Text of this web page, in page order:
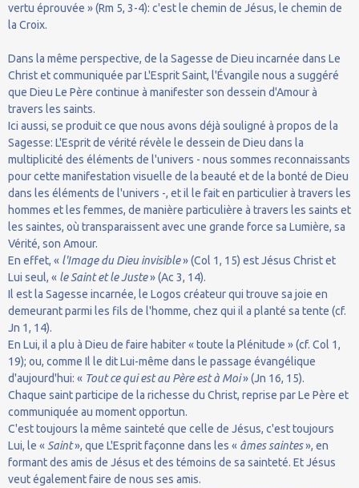
vertu éprouvée » (Rm 5, 3-4): c'est le chemin de Jésus, le chemin de
la Croix.
Dans la même perspective, de la Sagesse de Dieu incarnée dans Le
Christ et communiquée par L'Esprit Saint, l'Évangile nous a suggéré
que Dieu Le Père continue à manifester son dessein d'Amour à
travers les saints.
Ici aussi, se produit ce que nous avons déjà souligné à propos de la
Sagesse: L'Esprit de vérité révèle le dessein de Dieu dans la
multiplicité des éléments de l'univers - nous sommes reconnaissants
pour cette manifestation visuelle de la beauté et de la bonté de Dieu
dans les éléments de l'univers -, et il le fait en particulier à travers les
hommes et les femmes, de manière particulière à travers les saints et
les saintes, où transparaissent avec une grande force sa Lumière, sa
Vérité, son Amour.
En effet, « l'Image du Dieu invisible» (Col 1, 15) est Jésus Christ et
Lui seul, « le Saint et le Juste» (Ac 3, 14).
Il est la Sagesse incarnée, le Logos créateur qui trouve sa joie en
demeurant parmi les fils de l'homme, chez qui il a planté sa tente (cf.
Jn 1, 14).
En Lui, il a plu à Dieu de faire habiter « toute la Plénitude » (cf. Col 1,
19); ou, comme Il le dit Lui-même dans le passage évangélique
d'aujourd'hui: « Tout ce qui est au Père est à Moi» (Jn 16, 15).
Chaque saint participe de la richesse du Christ, reprise par Le Père et
communiquée au moment opportun.
C'est toujours la même sainteté que celle de Jésus, c'est toujours
Lui, le « Saint», que L'Esprit façonne dans les « âmes saintes», en
formant des amis de Jésus et des témoins de sa sainteté. Et Jésus
veut également faire de nous ses amis.